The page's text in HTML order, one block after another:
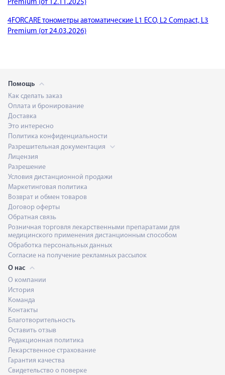
Premium (от 12.11.2025)
4FORCARE тонометры автоматические L1 ECO, L2 Compact, L3
Premium (от 24.03.2026)
Помощь
Как сделать заказ
Оплата и бронирование
Доставка
Это интересно
Политика конфиденциальности
Разрешительная документация
Лицензия
Разрешение
Условия дистанционной продажи
Маркетинговая политика
Возврат и обмен товаров
Договор оферты
Обратная связь
Розничная торговля лекарственными препаратами для
медицинского применения дистанционным способом
Обработка персональных данных
Согласие на получение рекламных рассылок
О нас
О компании
История
Команда
Контакты
Благотворительность
Оставить отзыв
Редакционная политика
Лекарственное страхование
Гарантия качества
Свидетельство о поверке